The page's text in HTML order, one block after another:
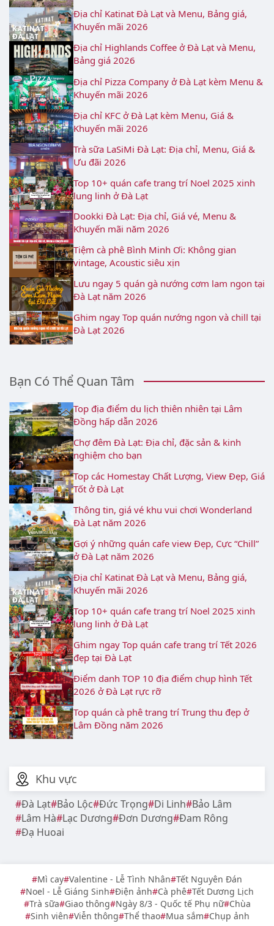
Khu vực
Đà Lạt Bảo Lộc Đức Trọng Di Linh Bảo Lâm
Lâm Hà Lạc Dương Đơn Dương Đam Rông
Đạ Huoai
Địa chỉ Katinat Đà Lạt và Menu, Bảng giá,
Khuyến mãi 2026
Địa chỉ Highlands Coffee ở Đà Lạt và Menu,
Bảng giá 2026
Địa chỉ Pizza Company ở Đà Lạt kèm Menu &
Khuyến mãi 2026
Địa chỉ KFC ở Đà Lạt kèm Menu, Giá &
Khuyến mãi 2026
Trà sữa LaSiMi Đà Lạt: Địa chỉ, Menu, Giá &
Ưu đãi 2026
Top 10+ quán cafe trang trí Noel 2025 xinh
lung linh ở Đà Lạt
Dookki Đà Lạt: Địa chỉ, Giá vé, Menu &
Khuyến mãi năm 2026
Tiệm cà phê Bình Minh Ơi: Không gian
vintage, Acoustic siêu xịn
Lưu ngay 5 quán gà nướng cơm lam ngon tại
Đà Lạt năm 2026
Ghim ngay Top quán nướng ngon và chill tại
Đà Lạt 2026
Bạn Có Thể Quan Tâm
Top địa điểm du lịch thiên nhiên tại Lâm
Đồng hấp dẫn 2026
Chợ đêm Đà Lạt: Địa chỉ, đặc sản & kinh
nghiệm cho bạn
Top các Homestay Chất Lượng, View Đẹp, Giá
Tốt ở Đà Lạt
Thông tin, giá vé khu vui chơi Wonderland
Đà Lạt năm 2026
Gợi ý những quán cafe view Đẹp, Cực “Chill”
ở Đà Lạt năm 2026
Địa chỉ Katinat Đà Lạt và Menu, Bảng giá,
Khuyến mãi 2026
Top 10+ quán cafe trang trí Noel 2025 xinh
lung linh ở Đà Lạt
Ghim ngay Top quán cafe trang trí Tết 2026
đẹp tại Đà Lạt
Điểm danh TOP 10 địa điểm chụp hình Tết
2026 ở Đà Lạt rực rỡ
Top quán cà phê trang trí Trung thu đẹp ở
Lâm Đồng năm 2026
Mì cay Valentine - Lễ Tình Nhân Tết Nguyên Đán
Noel - Lễ Giáng Sinh Điện ảnh Cà phê Tết Dương Lịch
Trà sữa Giao thông Ngày 8/3 - Quốc tế Phụ nữ Chùa
Sinh viên Viễn thông Thể thao Mua sắm Chụp ảnh